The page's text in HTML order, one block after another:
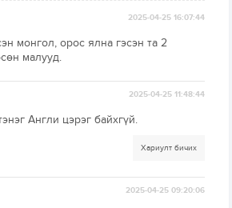
2025-04-25 16:07:44
монгол, орос ялна гэсэн та 2
малууд.
2025-04-25 11:48:44
Англи цэрэг байхгүй.
Хариулт бичих
2025-04-25 09:20:06